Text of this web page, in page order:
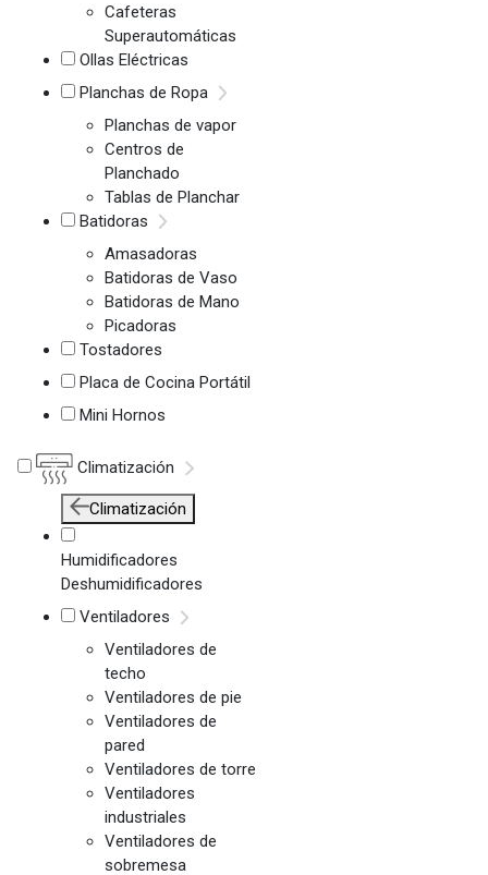
Cafeteras
Superautomáticas
Ollas Eléctricas
Planchas de Ropa
Planchas de vapor
Centros de
Planchado
Tablas de Planchar
Batidoras
Amasadoras
Batidoras de Vaso
Batidoras de Mano
Picadoras
Tostadores
Placa de Cocina Portátil
Mini Hornos
Climatización
Climatización
Humidificadores
Deshumidificadores
Ventiladores
Ventiladores de
techo
Ventiladores de pie
Ventiladores de
pared
Ventiladores de torre
Ventiladores
industriales
Ventiladores de
sobremesa